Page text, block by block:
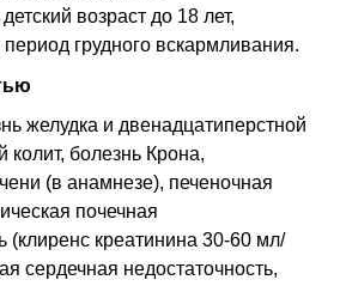
возраст до 18 лет,
грудного вскармливания.
желудка и двенадцатиперстной
колит, болезнь Крона,
(в анамнезе), печеночная
почечная
(клиренс креатинина 30-60 мл/
сердечная недостаточность,